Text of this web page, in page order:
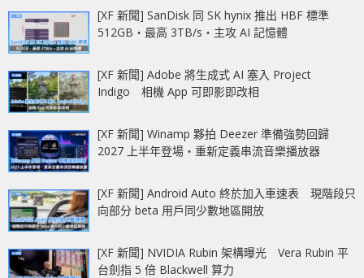
[XF 新聞] SanDisk 同 SK hynix 推出 HBF 標準
512GB‧最高 3TB/s‧主攻 AI 記憶體
[XF 新聞] Adobe 將生成式 AI 塞入 Project
Indigo 相機 App 可即影即改相
[XF 新聞] Winamp 夥拍 Deezer 準備強勢回歸
2027 上半年登場‧重新定義串流音樂播放器
[XF 新聞] Android Auto 終於加入車速表 現階段只
向部分 beta 用戶同少數地區開放
[XF 新聞] NVIDIA Rubin 架構曝光 Vera Rubin 平
台劍指 5 倍 Blackwell 算力